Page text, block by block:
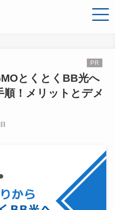
とくとくBB光へ
！メリットとデメ